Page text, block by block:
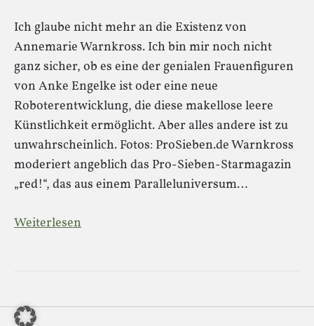
Ich glaube nicht mehr an die Existenz von
Annemarie Warnkross. Ich bin mir noch nicht
ganz sicher, ob es eine der genialen Frauenfiguren
von Anke Engelke ist oder eine neue
Roboterentwicklung, die diese makellose leere
Künstlichkeit ermöglicht. Aber alles andere ist zu
unwahrscheinlich. Fotos: ProSieben.de Warnkross
moderiert angeblich das Pro-Sieben-Starmagazin
„red!“, das aus einem Paralleluniversum…
Weiterlesen